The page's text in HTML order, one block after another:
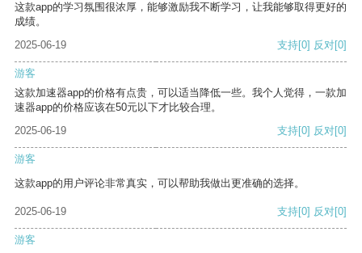
这款app的学习氛围很浓厚，能够激励我不断学习，让我能够取得更好的
成绩。
2025-06-19
支持[0] 反对[0]
游客
这款加速器app的价格有点贵，可以适当降低一些。我个人觉得，一款加
速器app的价格应该在50元以下才比较合理。
2025-06-19
支持[0] 反对[0]
游客
这款app的用户评论非常真实，可以帮助我做出更准确的选择。
2025-06-19 支持[0] 反对[0]
游客